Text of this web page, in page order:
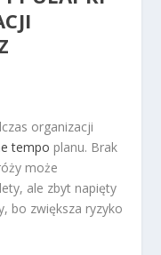
organizacji
tempo planu. Brak
może
ale zbyt napięty
bo zwiększa ryzyko